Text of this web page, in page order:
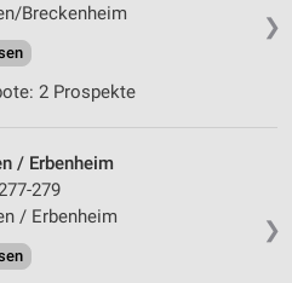
❯
Breckenheim
2 Prospekte
❯
/ Erbenheim
279
/ Erbenheim